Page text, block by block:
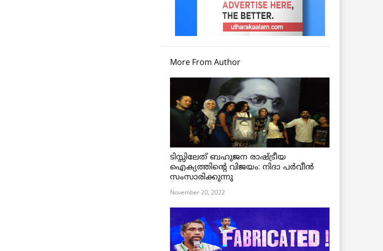
More From Author
ടിസ്സിലേത് ബഹുജന രാഷ്ട്രീയ
ഐക്യത്തിന്റെ വിജയം: നിദാ പർവീൻ
സംസാരിക്കുന്നു
November 20, 2022